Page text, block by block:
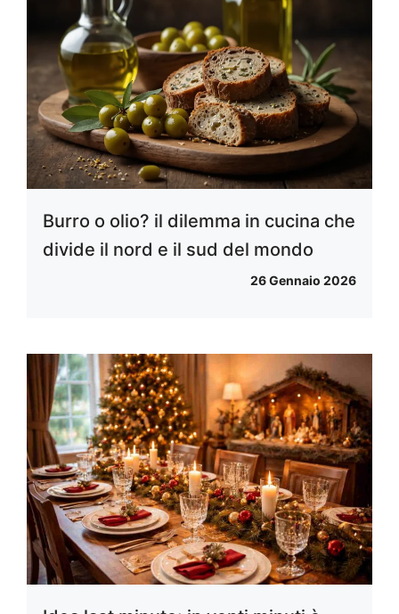
Burro o olio? il dilemma in cucina che
divide il nord e il sud del mondo
26 Gennaio 2026